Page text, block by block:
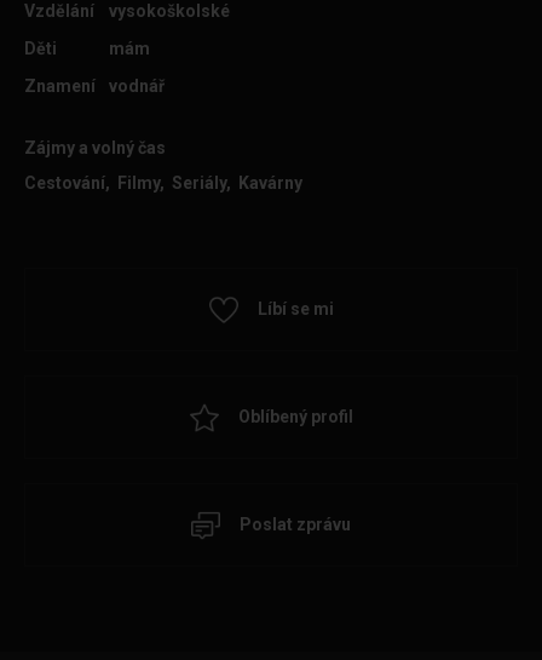
Vzdělání
vysokoškolské
Děti
mám
Znamení
vodnář
Zájmy a volný čas
Cestování, Filmy, Seriály, Kavárny
Líbí se mi
Oblíbený profil
Poslat zprávu